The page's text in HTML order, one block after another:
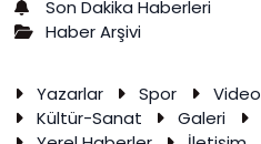
Son Dakika Haberleri
Haber Arşivi
Yazarlar Spor Video
Kültür-Sanat
Galeri